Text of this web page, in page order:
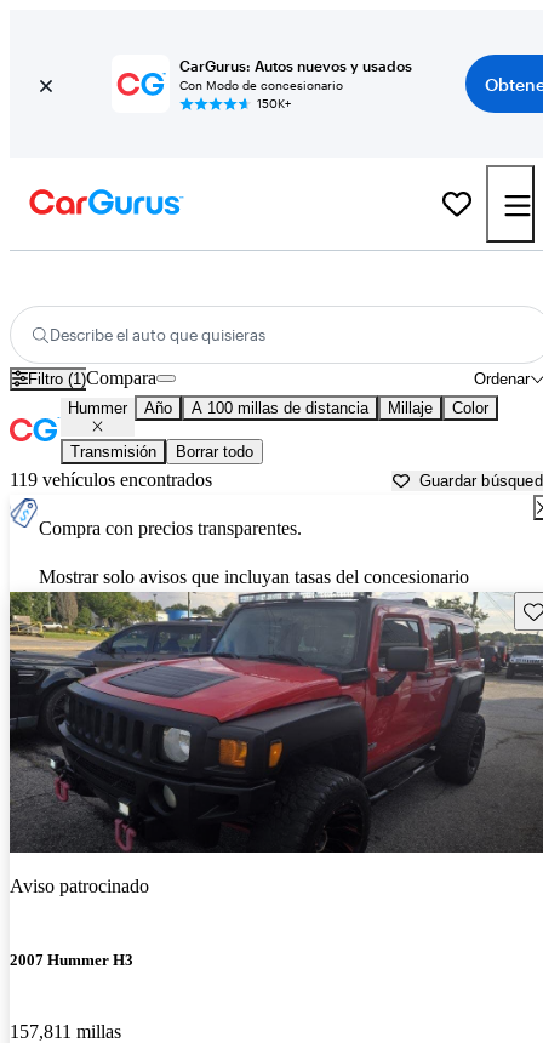
CarGurus: Autos nuevos y usados
Con Modo de concesionario
150K+
Describe el auto que quisieras
Filtro (1) Ordenar
Compara
Hummer Año A 100 millas de distancia Millaje Color
Transmisión Borrar todo
119 vehículos encontrados Guardar
Compra con precios transparentes.
Mostrar solo avisos que incluyan tasas del concesionario
Aviso patrocinado
2007 Hummer H3
157,811 millas